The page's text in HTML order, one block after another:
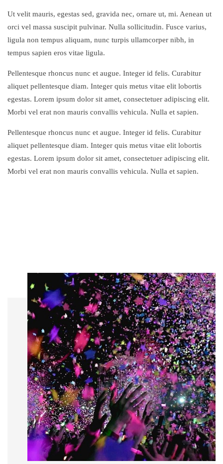
Ut velit mauris, egestas sed, gravida nec, ornare ut, mi. Aenean ut
orci vel massa suscipit pulvinar. Nulla sollicitudin. Fusce varius,
ligula non tempus aliquam, nunc turpis ullamcorper nibh, in
tempus sapien eros vitae ligula.
Pellentesque rhoncus nunc et augue. Integer id felis. Curabitur
aliquet pellentesque diam. Integer quis metus vitae elit lobortis
egestas. Lorem ipsum dolor sit amet, consectetuer adipiscing elit.
Morbi vel erat non mauris convallis vehicula. Nulla et sapien.
Pellentesque rhoncus nunc et augue. Integer id felis. Curabitur
aliquet pellentesque diam. Integer quis metus vitae elit lobortis
egestas. Lorem ipsum dolor sit amet, consectetuer adipiscing elit.
Morbi vel erat non mauris convallis vehicula. Nulla et sapien.